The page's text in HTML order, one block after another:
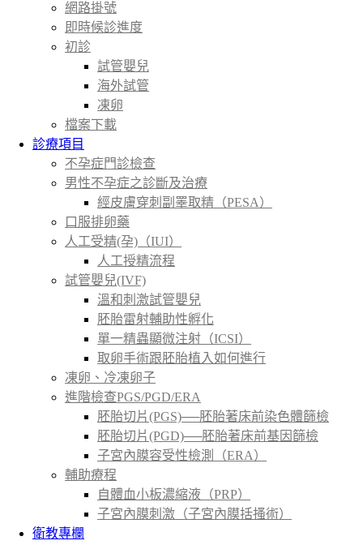
網路掛號
即時候診進度
初診
試管嬰兒
海外試管
凍卵
檔案下載
診療項目
不孕症門診檢查
男性不孕症之診斷及治療
經皮膚穿刺副睪取精（PESA）
口服排卵藥
人工受精(孕)（IUI）
人工授精流程
試管嬰兒(IVF)
溫和刺激試管嬰兒
胚胎雷射輔助性孵化
單一精蟲顯微注射（ICSI）
取卵手術跟胚胎植入如何進行
凍卵、冷凍卵子
進階檢查PGS/PGD/ERA
胚胎切片(PGS)──胚胎著床前染色體篩檢
胚胎切片(PGD)──胚胎著床前基因篩檢
子宮內膜容受性檢測（ERA）
輔助療程
自體血小板濃縮液（PRP）
子宮內膜刺激（子宮內膜括搔術）
衛教專欄